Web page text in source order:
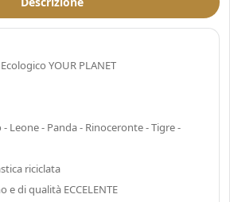
YOUR PLANET
- Leone - Panda - Rinoceronte - Tigre -
riciclata
e di qualità ECCELENTE